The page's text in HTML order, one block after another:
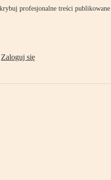
profesjonalne treści publikowane
Zaloguj się